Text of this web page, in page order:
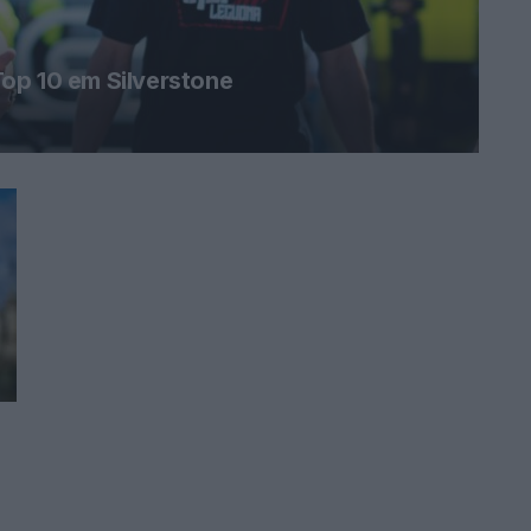
10 em Silverstone